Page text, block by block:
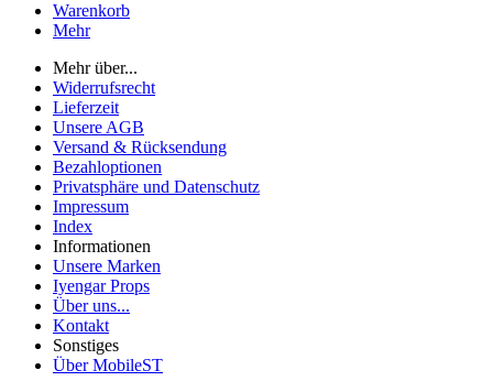
Warenkorb
Mehr
Mehr über...
Widerrufsrecht
Lieferzeit
Unsere AGB
Versand & Rücksendung
Bezahloptionen
Privatsphäre und Datenschutz
Impressum
Index
Informationen
Unsere Marken
Iyengar Props
Über uns...
Kontakt
Sonstiges
Über MobileST